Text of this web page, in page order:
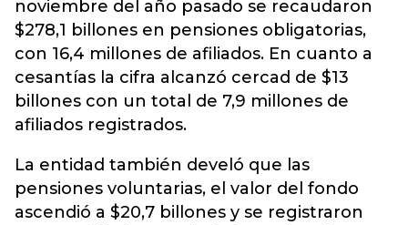
noviembre del año pasado se recaudaron
$278,1 billones en pensiones obligatorias,
con 16,4 millones de afiliados. En cuanto a
cesantías la cifra alcanzó cercad de $13
billones con un total de 7,9 millones de
afiliados registrados.
La entidad también develó que las
pensiones voluntarias, el valor del fondo
ascendió a $20,7 billones y se registraron